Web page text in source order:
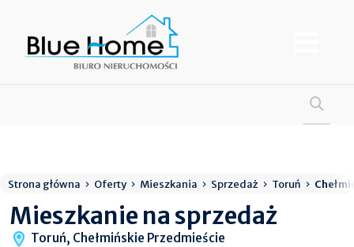
Strona główna Oferty Mieszkania Sprzedaż Toruń
Mieszkanie na sprzedaż
Toruń, Chełmińskie Przedmieście